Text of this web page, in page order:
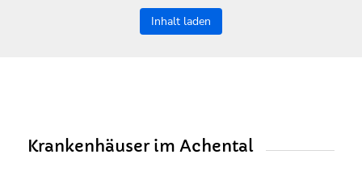
Inhalt laden
Krankenhäuser im Achental